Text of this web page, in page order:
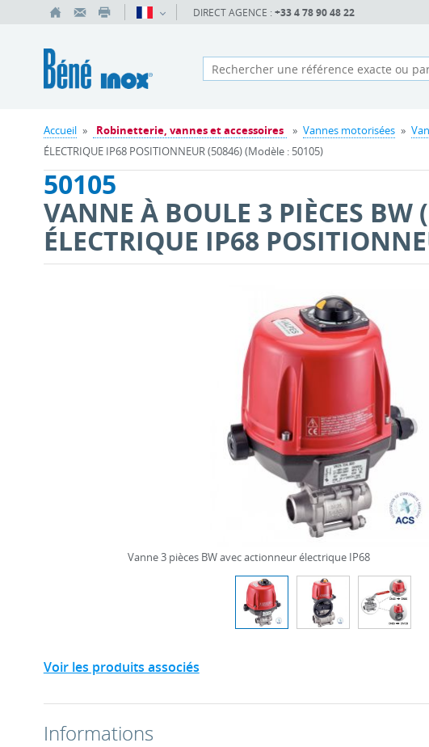
DIRECT AGENCE : +33 4 78 90 48 22
Accueil » Robinetterie, vannes et accessoires » Vannes motorisées »
ÉLECTRIQUE IP68 POSITIONNEUR (50846) (Modèle : 50105)
50105
VANNE À BOULE 3 PIÈCES
ÉLECTRIQUE IP68
Vanne 3 pièces BW avec actionneur électrique IP68
Voir les produits associés
Informations